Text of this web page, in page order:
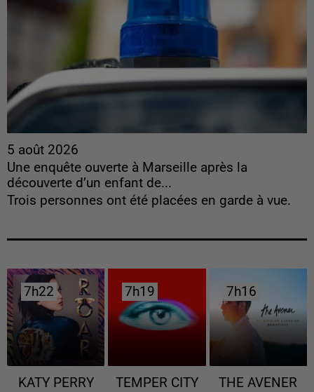
5 août 2026
Une enquête ouverte à Marseille après la
découverte d’un enfant de...
Trois personnes ont été placées en garde à vue.
7h22
7h22
KATY PERRY
7h19
7h19
TEMPER CITY
7h16
7h16
THE AVENER